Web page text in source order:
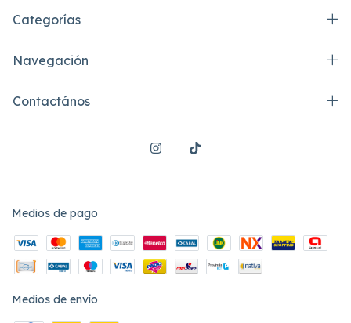
Categorías
Navegación
Contactános
Medios de pago
Medios de envío